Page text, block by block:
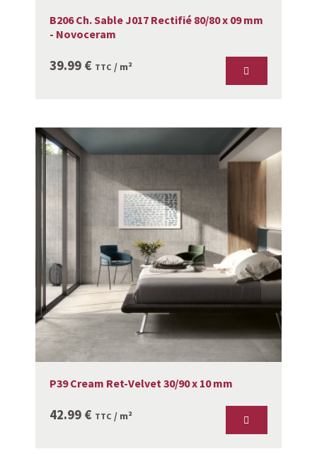
B206 Ch. Sable J017 Rectifié 80/80 x 09 mm
- Novoceram
39.99 € TTC / m²
P39 Cream Ret-Velvet 30/90 x 10 mm
42.99 € TTC / m²